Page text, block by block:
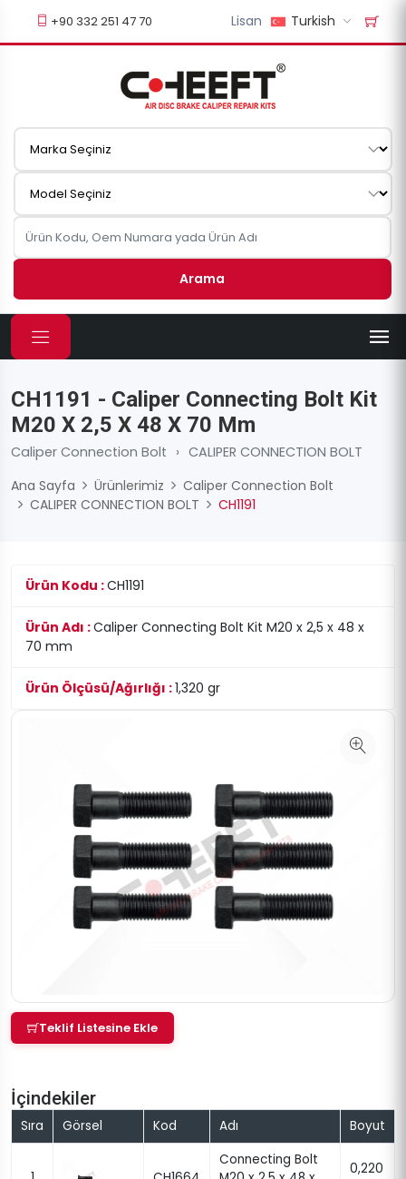
+90 332 251 47 70 Lisan Turkish
Arama
CH1191 - Caliper Connecting Bolt Kit
M20 X 2,5 X 48 X 70 Mm
Caliper Connection Bolt › CALIPER CONNECTION BOLT
Ana Sayfa
Ürünlerimiz
Caliper Connection Bolt
CALIPER CONNECTION BOLT
CH1191
Ürün Kodu :CH1191
Ürün Adı :Caliper Connecting Bolt Kit M20 x 2,5 x 48 x
70 mm
Ürün Ölçüsü/Ağırlığı :1,320 gr
Teklif Listesine Ekle
İçindekiler
Sıra Görsel Kod Adı Boyut
Connecting Bolt
0,220